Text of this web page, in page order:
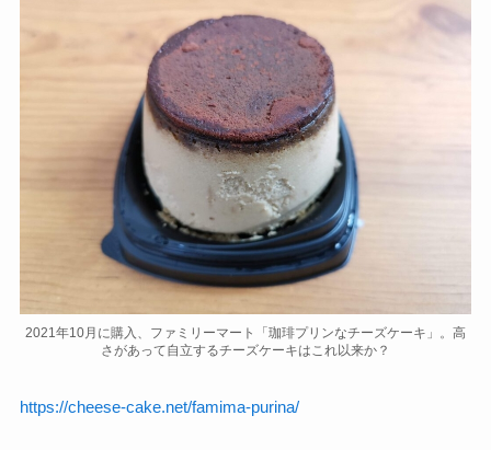
2021年10月に購入、ファミリーマート「珈琲プリンなチーズケーキ」。高
さがあって自立するチーズケーキはこれ以来か？
https://cheese-cake.net/famima-purina/